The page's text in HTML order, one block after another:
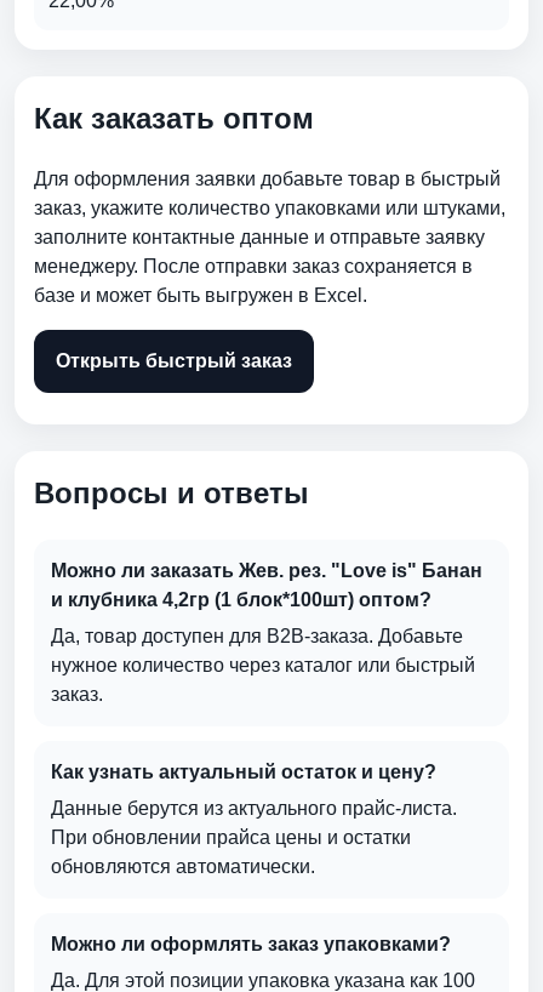
Как заказать оптом
Для оформления заявки добавьте товар в быстрый
заказ, укажите количество упаковками или штуками,
заполните контактные данные и отправьте заявку
менеджеру. После отправки заказ сохраняется в
базе и может быть выгружен в Excel.
Открыть быстрый заказ
Вопросы и ответы
Можно ли заказать Жев. рез. "Love is" Банан
и клубника 4,2гр (1 блок*100шт) оптом?
Да, товар доступен для B2B-заказа. Добавьте
нужное количество через каталог или быстрый
заказ.
Как узнать актуальный остаток и цену?
Данные берутся из актуального прайс-листа.
При обновлении прайса цены и остатки
обновляются автоматически.
Можно ли оформлять заказ упаковками?
Да. Для этой позиции упаковка указана как 100